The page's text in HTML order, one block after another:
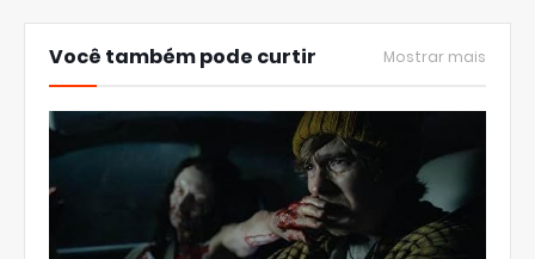
Você também pode curtir Mostrar mais